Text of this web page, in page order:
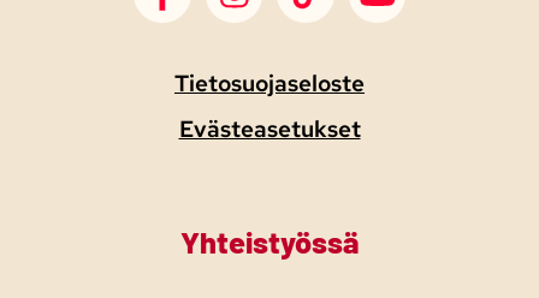
SDP Facebook
SDP Instagram
SDP TikTokSDP Youtube
Tietosuojaseloste
Evästeasetukset
Yhteistyössä